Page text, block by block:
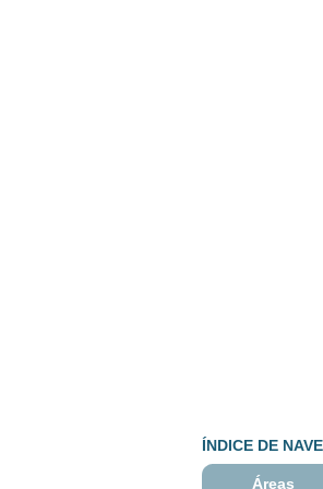
ÍNDICE DE
Áreas